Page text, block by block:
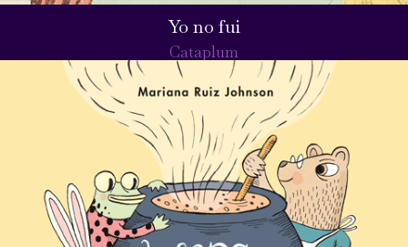
Yo no fui
Cataplum